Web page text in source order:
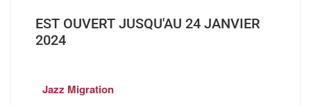
EST OUVERT JUSQU'AU 24 JANVIER
2024
Jazz Migration